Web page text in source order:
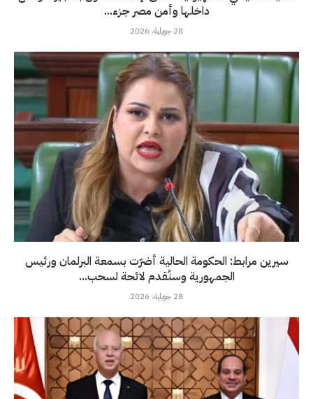
داخلها وأمن مصر جزء...
28 جويلية، 2026
سيرين مرابط: الحكومة الحالية أضرّت بسمعة البرلمان ورئيس
الجمهورية وسنُقدم لائحة لسحب...
28 جويلية، 2026